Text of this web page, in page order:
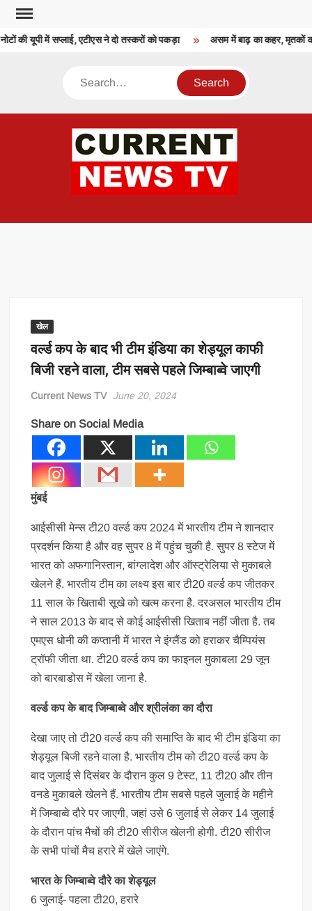
Skip
content
की यूपी में सप्लाई, एटीएस ने दो तस्करों को पकड़ा असम में बाढ़ का कहर, मृतकों
Search
खेल
वर्ल्ड कप के बाद भी टीम इंडिया का शेड्यूल काफी
बिजी रहने वाला, टीम सबसे पहले जिम्बाब्वे जाएगी
Current News TV June 20, 2024
Share on Social Media
मुंबई
आईसीसी मेन्स टी20 वर्ल्ड कप 2024 में भारतीय टीम ने शानदार
प्रदर्शन किया है और वह सुपर 8 में पहुंच चुकी है. सुपर 8 स्टेज में
भारत को अफगानिस्तान, बांग्लादेश और ऑस्ट्रेलिया से मुकाबले
खेलने हैं. भारतीय टीम का लक्ष्य इस बार टी20 वर्ल्ड कप जीतकर
11 साल के खिताबी सूखे को खत्म करना है. दरअसल भारतीय टीम
ने साल 2013 के बाद से कोई आईसीसी खिताब नहीं जीता है. तब
एमएस धोनी की कप्तानी में भारत ने इंग्लैंड को हराकर चैम्पियंस
ट्रॉफी जीता था. टी20 वर्ल्ड कप का फाइनल मुकाबला 29 जून
को बारबाडोस में खेला जाना है.
वर्ल्ड कप के बाद जिम्बाब्वे और श्रीलंका का दौरा
देखा जाए तो टी20 वर्ल्ड कप की समाप्ति के बाद भी टीम इंडिया का
शेड्यूल बिजी रहने वाला है. भारतीय टीम को टी20 वर्ल्ड कप के
बाद जुलाई से दिसंबर के दौरान कुल 9 टेस्ट, 11 टी20 और तीन
वनडे मुकाबले खेलने हैं. भारतीय टीम सबसे पहले जुलाई के महीने
में जिम्बाब्वे दौरे पर जाएगी, जहां उसे 6 जुलाई से लेकर 14 जुलाई
के दौरान पांच मैचों की टी20 सीरीज खेलनी होगी. टी20 सीरीज
के सभी पांचों मैच हरारे में खेले जाएंगे.
भारत के जिम्बाब्वे दौरे का शेड्यूल
6 जुलाई- पहला टी20, हरारे